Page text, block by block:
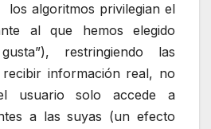
los algoritmos privilegian el
al que hemos elegido
restringiendo las
información real, no
usuario solo accede a
a las suyas (un efecto